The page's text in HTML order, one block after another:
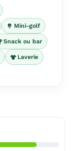
Mini-golf
Snack ou bar
Laverie